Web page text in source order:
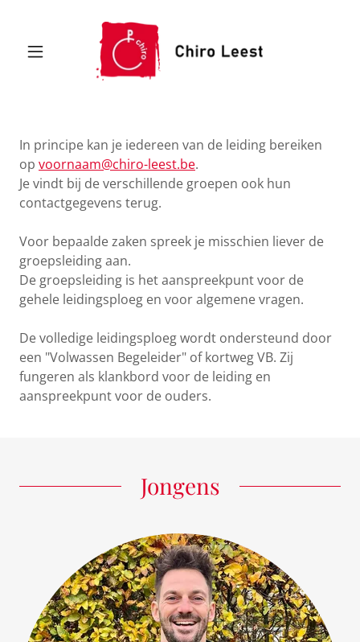
In principe kan je iedereen van de leiding bereiken
op voornaam@chiro-leest.be.
Je vindt bij de verschillende groepen ook hun
contactgegevens terug.
Voor bepaalde zaken spreek je misschien liever de
groepsleiding aan.
De groepsleiding is het aanspreekpunt voor de
gehele leidingsploeg en voor algemene vragen.
De volledige leidingsploeg wordt ondersteund door
een "Volwassen Begeleider" of kortweg VB. Zij
fungeren als klankbord voor de leiding en
aanspreekpunt voor de ouders.
Jongens